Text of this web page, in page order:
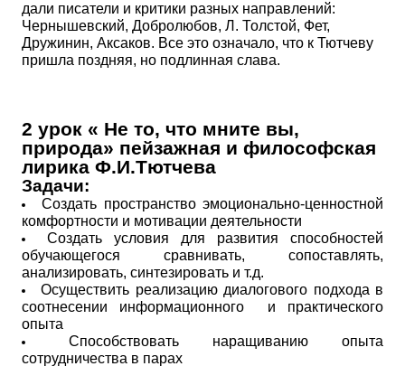
дали пи­сатели и критики разных направлений:
Чернышевский, Добролю­бов, Л. Толстой, Фет,
Дружинин, Аксаков. Все это означало, что к Тютчеву
пришла поздняя, но подлинная слава.
2 урок « Не то, что мните вы,
природа» пейзажная и философская
лирика Ф.И.Тютчева
Задачи:
Создать пространство эмоционально-ценностной
комфортности и мотивации деятельности
Создать условия для развития способностей
обучающегося сравнивать, сопоставлять,
анализировать, синтезировать и т.д.
Осуществить реализацию диалогового подхода в
соотнесении информационного и практического
опыта
Способствовать наращиванию опыта
сотрудничества в парах